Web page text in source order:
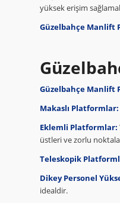
yüksek erişim
Güzelbahçe Manlift
Güzelbahçe Manlift
Makaslı Platformlar:
Eklemli Platformlar:
üstleri ve zorlu
Teleskopik
Dikey Personel
idealdir.